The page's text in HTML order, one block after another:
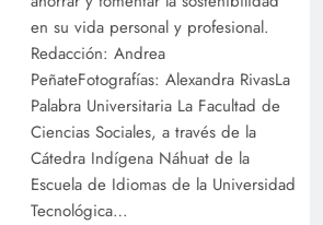
en su vida personal y profesional.
Redacción: Andrea
PeñateFotografías: Alexandra RivasLa
Palabra Universitaria La Facultad de
Ciencias Sociales, a través de la
Cátedra Indígena Náhuat de la
Escuela de Idiomas de la Universidad
Tecnológica…